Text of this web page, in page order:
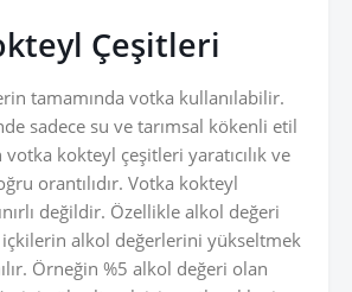
Çeşitleri
tamamında votka kullanılabilir.
sadece su ve tarımsal kökenli etil
kokteyl çeşitleri yaratıcılık ve
orantılıdır. Votka kokteyl
değildir. Özellikle alkol değeri
alkol değerlerini yükseltmek
Örneğin %5 alkol değeri olan